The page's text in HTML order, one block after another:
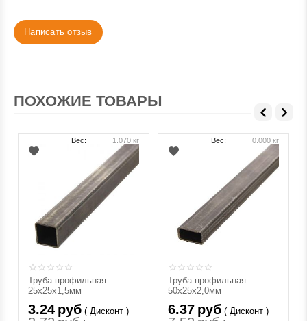
Написать отзыв
ПОХОЖИЕ ТОВАРЫ
Труба профильная
25х25х1,5мм
3.24 руб ( Дисконт )
Вес: 1.070 кг
Труба профильная
50х25х2,0мм
6.37 руб ( Дисконт )
Вес: 0.000 кг